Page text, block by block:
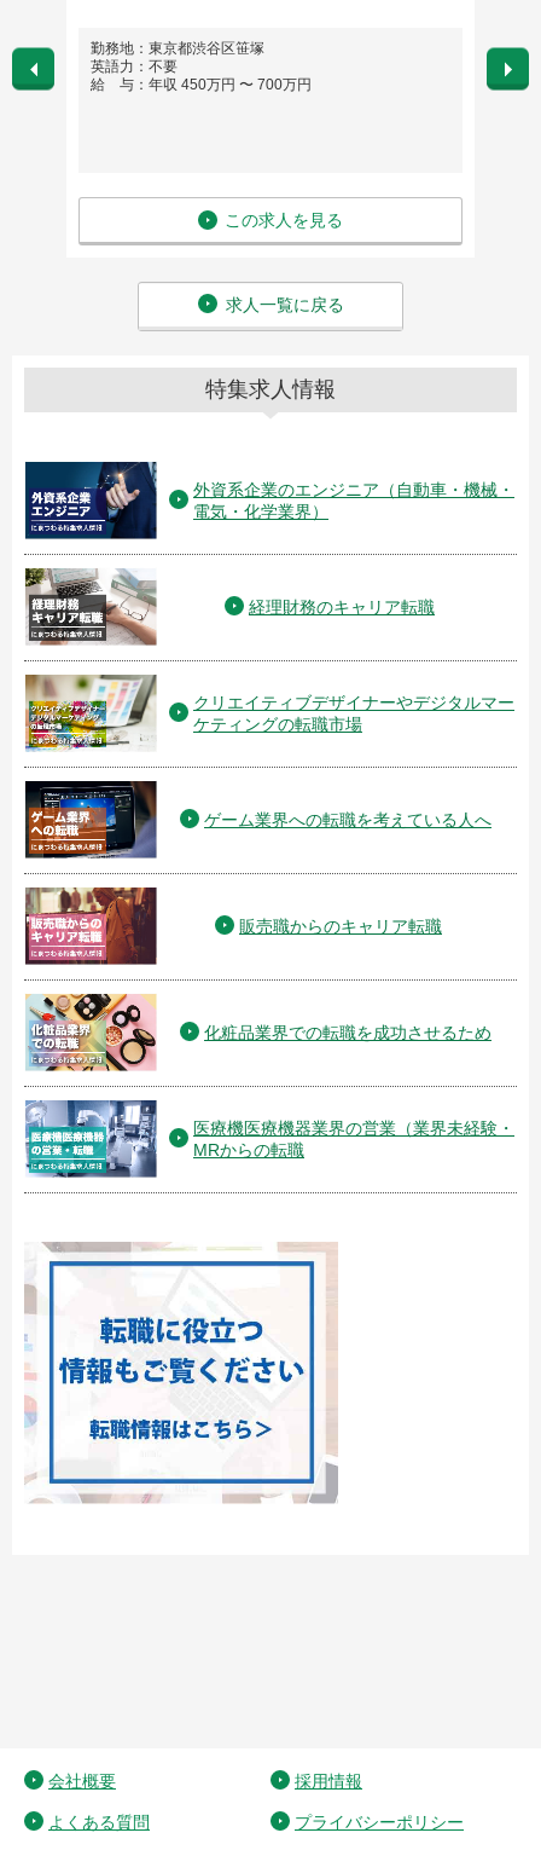
勤務地：東京都渋谷区笹塚
英語力：不要
給 与：年収 450万円 〜 700万円
この求人を見る
勤務
英語
給
求人一覧に戻る
特集求人情報
外資系企業のエンジニア（自動車・機械・
電気・化学業界）
経理財務のキャリア転職
クリエイティブデザイナーやデジタルマー
ケティングの転職市場
ゲーム業界への転職を考えている人へ
販売職からのキャリア転職
化粧品業界での転職を成功させるため
医療機医療機器業界の営業（業界未経験・
MRからの転職
会社概要 採用情報
よくある質問 プライバシーポリシー